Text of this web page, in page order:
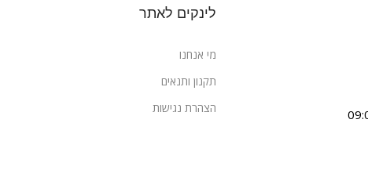
לינקים לאתר
מי אנחנו
תקנון ותנאים
הצהרת נגישות